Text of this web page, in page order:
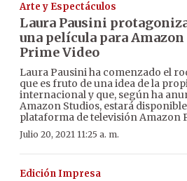
Arte y Espectáculos
Laura Pausini
una película para Amazon
Prime Video
Laura Pausini ha comenzado el
que es fruto de una idea de la
internacional y que, según ha
Amazon Studios, estará
plataforma de televisión Amazon
Julio 20, 2021 11:25 a. m.
Edición Impresa